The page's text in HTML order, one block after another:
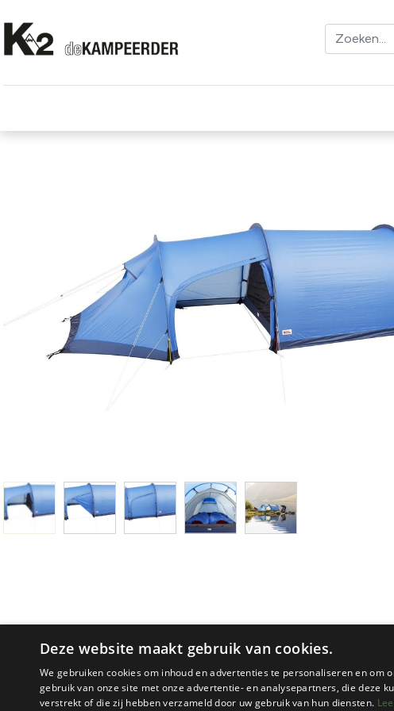
PRODUCTOMSCHRIJVING
Deze website maakt gebruik van cookies.
We gebruiken cookies om inhoud en advertenties te personaliseren en om
gebruik van onze site met onze advertentie- en analysepartners, die deze
verstrekt of die zij hebben verzameld door uw gebruik van hun diensten.